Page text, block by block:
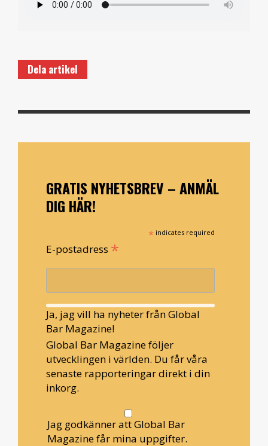
Dela artikel
GRATIS NYHETSBREV – ANMÄL
DIG HÄR!
* indicates required
E-postadress *
Ja, jag vill ha nyheter från Global
Bar Magazine!
Global Bar Magazine följer
utvecklingen i världen. Du får våra
senaste rapporteringar direkt i din
inkorg.
Jag godkänner att Global Bar
Magazine får mina uppgifter.